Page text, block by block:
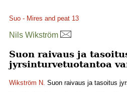
Suo - Mires and peat 13
Nils Wikström
Suon raivaus ja
jyrsinturvetuotantoa
Wikström N. Suon raivaus ja tasoitus